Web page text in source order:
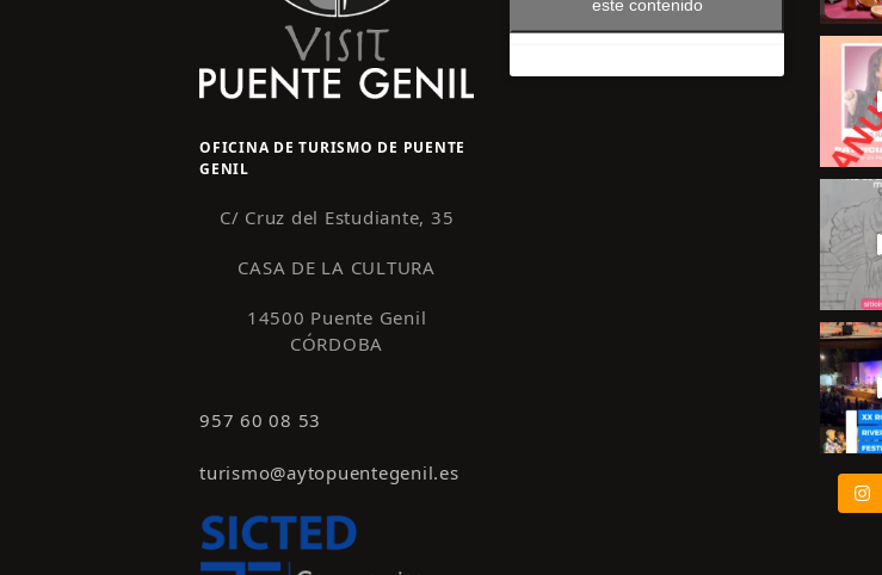
OFICINA DE TURISMO DE PUENTE
GENIL
C/ Cruz del Estudiante, 35
CASA DE LA CULTURA
14500 Puente Genil
CÓRDOBA
957 60 08 53
turismo@aytopuentegenil.es
este contenido